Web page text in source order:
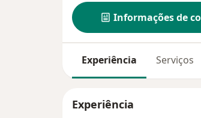
Informações de
Experiência Serviços
Experiência